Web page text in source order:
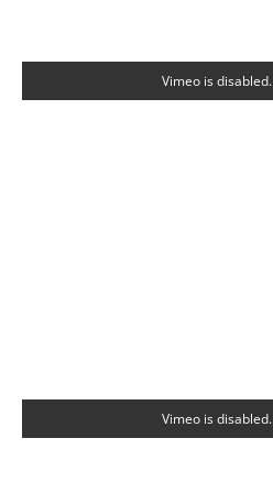
Vimeo is disabled.
Vimeo is disabled.